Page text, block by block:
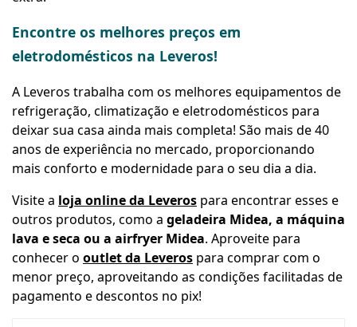
Encontre os melhores preços em
eletrodomésticos na Leveros!
A Leveros trabalha com os melhores equipamentos de
refrigeração, climatização e eletrodomésticos para
deixar sua casa ainda mais completa! São mais de 40
anos de experiência no mercado, proporcionando
mais conforto e modernidade para o seu dia a dia.
Visite a loja online da Leveros para encontrar esses e
outros produtos, como a geladeira Midea, a máquina
lava e seca ou a airfryer Midea. Aproveite para
conhecer o outlet da Leveros para comprar com o
menor preço, aproveitando as condições facilitadas de
pagamento e descontos no pix!